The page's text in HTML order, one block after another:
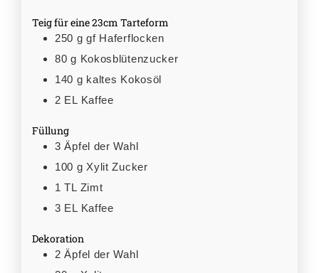
Teig für eine 23cm Tarteform
250 g gf Haferflocken
80 g Kokosblütenzucker
140 g kaltes Kokosöl
2 EL Kaffee
Füllung
3 Äpfel der Wahl
100 g Xylit Zucker
1 TL Zimt
3 EL Kaffee
Dekoration
2 Äpfel der Wahl